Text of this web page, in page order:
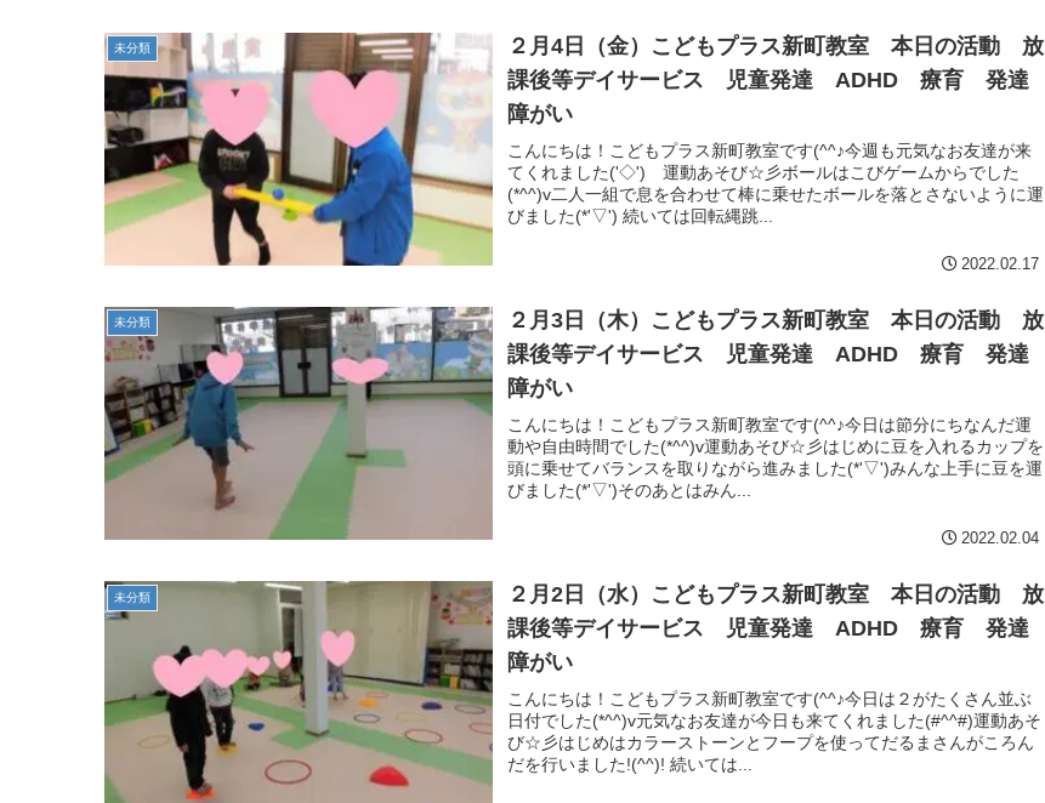
未分類
２月4日（金）こどもプラス新町教室 本日の活動 放
課後等デイサービス 児童発達 ADHD 療育 発達
障がい
こんにちは！こどもプラス新町教室です(^^♪今週も元気なお友達が来
てくれました('◇')ゞ運動あそび☆彡ボールはこびゲームからでした
(*^^)v二人一組で息を合わせて棒に乗せたボールを落とさないように運
びました(*'▽') 続いては回転縄跳...
2022.02.17
未分類
２月3日（木）こどもプラス新町教室 本日の活動 放
課後等デイサービス 児童発達 ADHD 療育 発達
障がい
こんにちは！こどもプラス新町教室です(^^♪今日は節分にちなんだ運
動や自由時間でした(*^^)v運動あそび☆彡はじめに豆を入れるカップを
頭に乗せてバランスを取りながら進みました(*'▽')みんな上手に豆を運
びました(*'▽')そのあとはみん...
2022.02.04
未分類
２月2日（水）こどもプラス新町教室 本日の活動 放
課後等デイサービス 児童発達 ADHD 療育 発達
障がい
こんにちは！こどもプラス新町教室です(^^♪今日は２がたくさん並ぶ
日付でした(*^^)v元気なお友達が今日も来てくれました(#^^#)運動あそ
び☆彡はじめはカラーストーンとフープを使ってだるまさんがころん
だを行いました!(^^)! 続いては...